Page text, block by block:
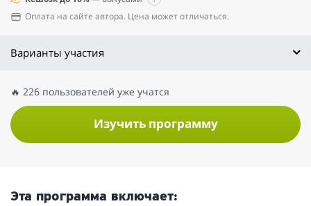
Оплата на сайте автора. Цена может отличаться.
Варианты участия
🔥 226 пользователей уже учатся
Изучить программу
Эта программа включает: